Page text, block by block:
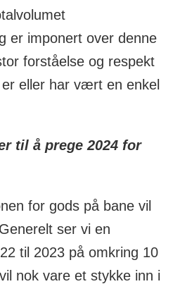
er imponert over denne
forståelse og respekt
eller har vært en enkel
til å prege 2024 for
for gods på bane vil
ser vi en
til 2023 på omkring 10
nok vare et stykke inn i